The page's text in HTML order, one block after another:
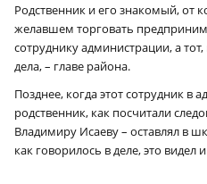
Родственник и его знакомый, от
желавшем торговать
сотруднику администрации, а
дела, – главе района.
Позднее, когда этот сотрудник в
родственник, как посчитали
Владимиру Исаеву – оставлял в
как говорилось в деле, это видел